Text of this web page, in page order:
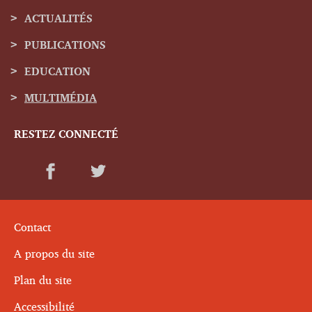
de
navigation
ACTUALITÉS
PUBLICATIONS
EDUCATION
MULTIMÉDIA
RESTEZ CONNECTÉ
Contact
A propos du site
Plan du site
Accessibilité